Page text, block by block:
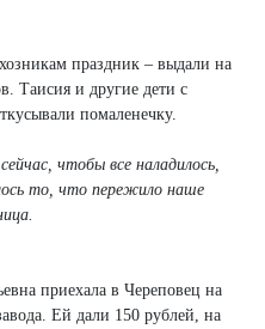
праздник – выдали на
Таисия и другие дети с
помаленечку.
чтобы все наладилось,
то, что пережило наше
приехала в Череповец на
Ей дали 150 рублей, на